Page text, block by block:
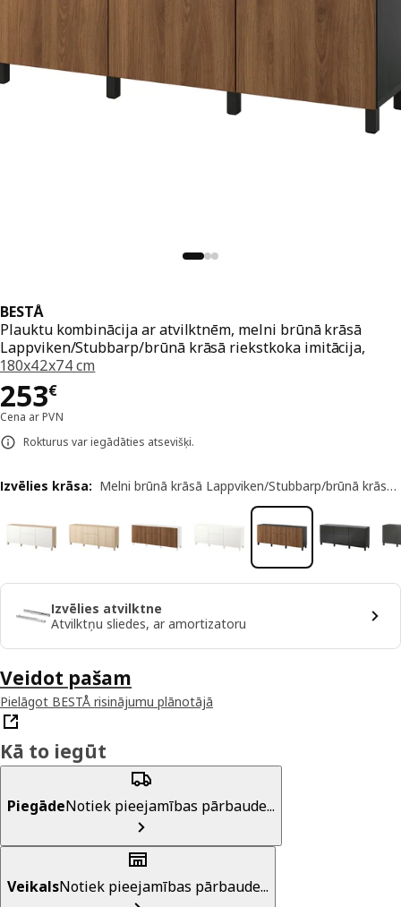
BESTÅ
Plauktu kombinācija ar atvilktnēm, melni brūnā krāsā
Lappviken/Stubbarp/brūnā krāsā riekstkoka imitācija,
180x42x74 cm
253€
Cena 253€
Cena ar PVN
Rokturus var iegādāties atsevišķi.
Izvēlies krāsa: Melni brūnā krāsā Lappviken/Stubbarp/brūnā krāsā riekstkoka imitācija
Izvēlies atvilktne
Atvilktņu sliedes, ar amortizatoru
Veidot pašam
Pielāgot BESTÅ risinājumu plānotājā
Kā to iegūt
PiegādeNotiek pieejamības pārbaude...
VeikalsNotiek pieejamības pārbaude...